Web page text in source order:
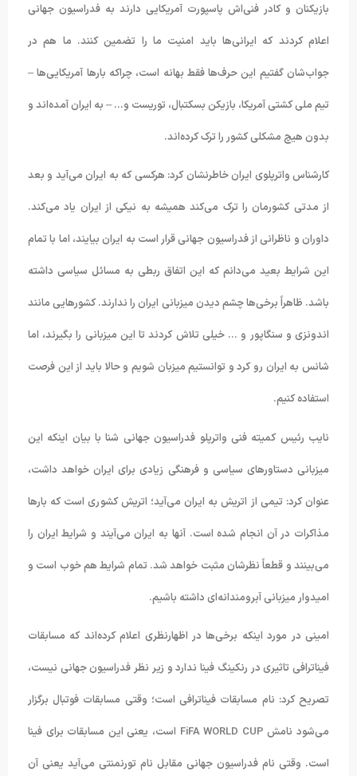
بازیکنان و کادر فنی‌اش پاسپورت آمریکایی دارند به فدراسیون جهانی
اعلام کردند که ایرانی‌ها باید امنیت ما را تضمین کنند. ما هم در
جواب‌شان گفتیم این حرف‌ها فقط بهانه است، چراکه بارها آمریکایی‌ها –
تیم ملی کشتی آمریکا، بازیکن بسکتبال، توریست و… – به ایران آمده‌اند و
بدون هیچ مشکلی کشور را ترک کرده‌اند.
کارشناس واترپلوی ایران خاطرنشان کرد: هرکسی که به ایران می‌آید و بعد
از مدتی کشورمان را ترک می‌کند همیشه به نیکی از ایران یاد می‌کند.
داوران و ناظرانی از فدراسیون جهانی قرار است به ایران بیایند، اما با تمام
این شرایط بعید می‌دانم که این اتفاق ربطی به مسائل سیاسی داشته
باشد. ظاهراً برخی‌ها چشم دیدن میزبانی ایران را ندارند. کشورهایی مانند
اندونزی و سنگاپور و … خیلی تلاش کردند تا این میزبانی را بگیرند، اما
شانس به ایران رو کرد و توانستیم میزبان شویم و حالا باید از این فرصت
استفاده کنیم.
نایب رئیس کمیته فنی واترپلو فدراسیون جهانی شنا با بیان اینکه این
میزبانی دستاورهای سیاسی و فرهنگی زیادی برای ایران خواهد داشت،
عنوان کرد: تیمی از اتریش به ایران می‌آید؛ اتریش کشوری است که بارها
مذاکرات در آن انجام شده است. آنها به ایران می‌آیند و شرایط ایران را
می‌بینند و قطعاً نظرشان مثبت خواهد شد. تمام شرایط هم خوب است و
امیدوار میزبانی آبرومندانه‌ای داشته باشیم.
امینی در مورد اینکه برخی‌ها در اظهارنظری اعلام کرده‌اند که مسابقات
فیناترافی تاثیری در رنکینگ فینا ندارد و زیر نظر فدراسیون جهانی نیست،
تصریح کرد: نام مسابقات فیناترافی است؛ وقتی مسابقات فوتبال برگزار
می‌شود نامش FiFA WORLD CUP است، یعنی این مسابقات برای فینا
است. وقتی نام فدراسیون جهانی مقابل نام تورنمنتی می‌آید یعنی آن